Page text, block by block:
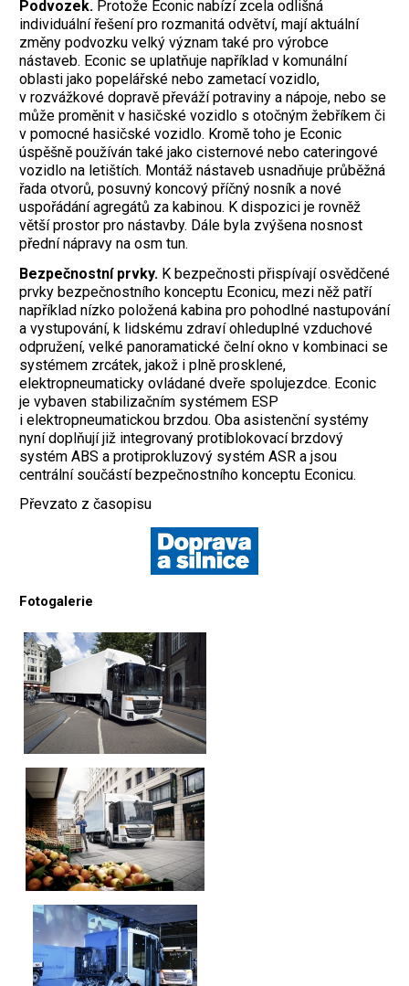
Podvozek. Protože Econic nabízí zcela odlišná
individuální řešení pro rozmanitá odvětví, mají aktuální
změny podvozku velký význam také pro výrobce
nástaveb. Econic se uplatňuje například v komunální
oblasti jako popelářské nebo zametací vozidlo,
v rozvážkové dopravě převáží potraviny a nápoje, nebo se
může proměnit v hasičské vozidlo s otočným žebříkem či
v pomocné hasičské vozidlo. Kromě toho je Econic
úspěšně používán také jako cisternové nebo cateringové
vozidlo na letištích. Montáž nástaveb usnadňuje průběžná
řada otvorů, posuvný koncový příčný nosník a nové
uspořádání agregátů za kabinou. K dispozici je rovněž
větší prostor pro nástavby. Dále byla zvýšena nosnost
přední nápravy na osm tun.
Bezpečnostní prvky. K bezpečnosti přispívají osvědčené
prvky bezpečnostního konceptu Econicu, mezi něž patří
například nízko položená kabina pro pohodlné nastupování
a vystupování, k lidskému zdraví ohleduplné vzduchové
odpružení, velké panoramatické čelní okno v kombinaci se
systémem zrcátek, jakož i plně prosklené,
elektropneumaticky ovládané dveře spolujezdce. Econic
je vybaven stabilizačním systémem ESP
i elektropneumatickou brzdou. Oba asistenční systémy
nyní doplňují již integrovaný protiblokovací brzdový
systém ABS a protiprokluzový systém ASR a jsou
centrální součástí bezpečnostního konceptu Econicu.
Převzato z časopisu
Fotogalerie